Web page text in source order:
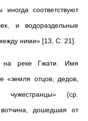
соответствуют
и водораздельные
ними» [13, С. 21].
на реке Гжати. Имя
«земля отцов, дедов,
чужестранцы» (ср.
дошедшая от